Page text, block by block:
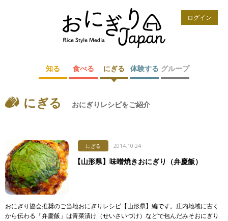
ログイン
知る 食べる にぎる 体験する グループ
にぎる おにぎりレシピをご紹介
にぎる 2014.10.24
【山形県】味噌焼きおにぎり（弁慶飯）
おにぎり協会推奨のご当地おにぎりレシピ【山形県】編です。庄内地域に古く
から伝わる「弁慶飯」は青菜漬け（せいさいづけ）などで包んだみそおにぎり